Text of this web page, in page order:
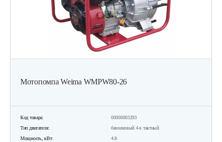
Мотопомпа Weima WMPW80-26
Код товара:
00000003293
Тип двигателя:
бензиновый 4-х тактный
Мощность, кВт:
4.8